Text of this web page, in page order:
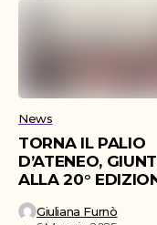
News
TORNA IL PALIO
D’ATENEO,
ALLA 20°
Giuliana Furnò